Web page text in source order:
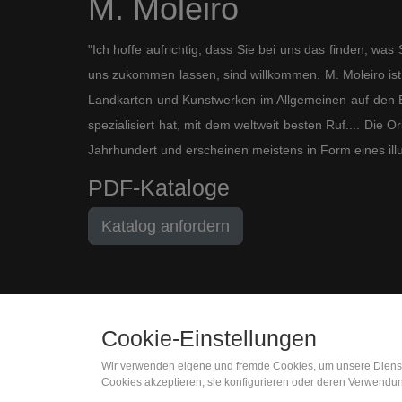
M. Moleiro
"Ich hoffe aufrichtig, dass Sie bei uns das finden, was
uns zukommen lassen, sind willkommen. M. Moleiro
Landkarten und Kunstwerken im Allgemeinen auf
spezialisiert hat, mit dem weltweit besten Ruf.... Die
Jahrhundert und erscheinen meistens in Form eines
PDF-Kataloge
Katalog anfordern
(+34) 932 402 091
Cookie-Einstellungen
Wir verwenden eigene und fremde Cookies, um unsere
Cookies akzeptieren, sie konfigurieren oder deren